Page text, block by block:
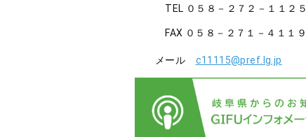
TEL ０５８－２７２－１１２５
FAX ０５８－２７１－４１１９
メール c11115@pref.lg.jp